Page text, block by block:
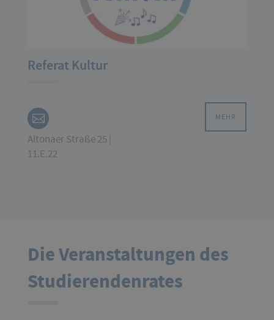
Referat Kultur
Altonaer Straße 25 |
11.E.22
MEHR
Die Veranstaltungen des
Studierendenrates